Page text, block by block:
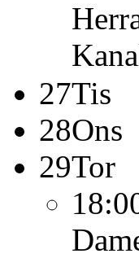
27Tis
28Ons
29Tor